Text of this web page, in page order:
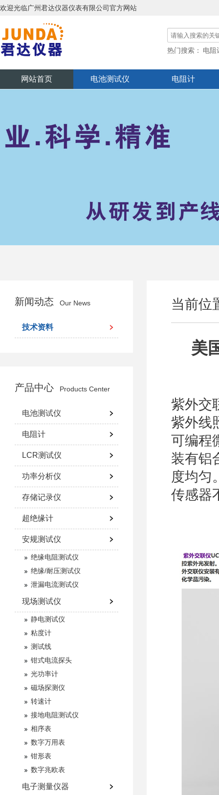
欢迎光临广州君达仪器仪表有限公司官方网站
热门搜索：
电阻
网站首页 电池测试仪 电阻计
新闻动态 Our News
技术资料
产品中心 Products Center
电池测试仪
电阻计
LCR测试仪
功率分析仪
存储记录仪
超绝缘计
安规测试仪
绝缘电阻测试仪
绝缘/耐压测试仪
泄漏电流测试仪
现场测试仪
静电测试仪
粘度计
测试线
钳式电流探头
光功率计
磁场探测仪
转速计
接地电阻测试仪
相序表
数字万用表
钳形表
数字兆欧表
电子测量仪器
当前位
美
紫外交
紫外线
可编程
装有铝
度均匀
传感器